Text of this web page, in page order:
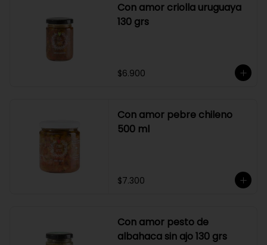
Con amor criolla uruguaya
130 grs
$6.900
Con amor pebre chileno
500 ml
$7.300
Con amor pesto de
albahaca sin ajo 130 grs